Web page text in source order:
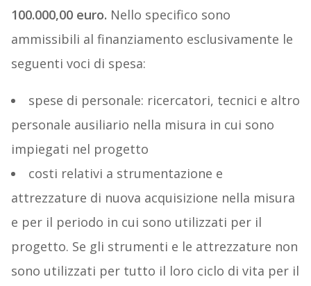
100.000,00 euro. Nello specifico sono
ammissibili al finanziamento esclusivamente le
seguenti voci di spesa:
spese di personale: ricercatori, tecnici e altro
personale ausiliario nella misura in cui sono
impiegati nel progetto
costi relativi a strumentazione e
attrezzature di nuova acquisizione nella misura
e per il periodo in cui sono utilizzati per il
progetto. Se gli strumenti e le attrezzature non
sono utilizzati per tutto il loro ciclo di vita per il